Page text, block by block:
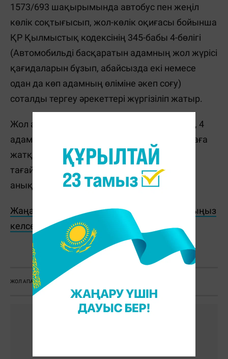
1573/693 шақырымында автобус пен жеңіл
көлік соқтығысып, жол-көлік оқиғасы бойынша
ҚР Қылмыстық кодексінің 345-бабы 4-бөлігі
(Автомобильдi басқаратын адамның жол жүрісі
қағидаларын бұзып, абайсызда екi немесе
одан да көп адамның өлiмiне әкеп соғу)
соталды тергеу әрекеттері жүргізіліп жатыр.
Жол апаты салдарынан 5 адам қаза тапты, 4
адам түрлі дене жарақаттарымен ауруханаға
жатқызылды. Тиісті сот сараптамалары
тағайындалды. Оқиғаның мән-жайлары
анықталып жатыр.
Жаңалықтарды бәрінен бұрын біліп отырғыңыз
келсе, Telegram-арнамызға жазылыңыз!
С. Бөлек
ЖОЛ АПАТЫ ҚЫЗЫЛОРДА